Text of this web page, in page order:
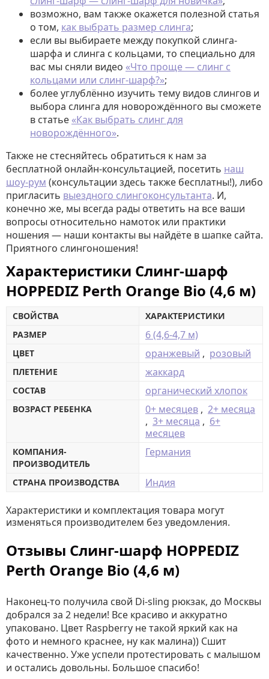
возможно, вам также окажется полезной статья
о том, как выбрать размер слинга;
если вы выбираете между покупкой слинга-
шарфа и слинга с кольцами, то специально для
вас мы сняли видео «Что проще — слинг с
кольцами или слинг-шарф?»;
более углублённо изучить тему видов слингов и
выбора слинга для новорождённого вы сможете
в статье «Как выбрать слинг для
новорождённого».
Также не стесняйтесь обратиться к нам за
бесплатной онлайн-консультацией, посетить наш
шоу-рум (консультации здесь также бесплатны!), либо
пригласить выездного слингоконсультанта. И,
конечно же, мы всегда рады ответить на все ваши
вопросы относительно намоток или практики
ношения — наши контакты вы найдёте в шапке сайта.
Приятного слингоношения!
Характеристики Слинг-шарф
HOPPEDIZ Perth Orange Bio (4,6 м)
СВОЙСТВА
ХАРАКТЕРИСТИКИ
РАЗМЕР
6 (4,6-4,7 м)
ЦВЕТ оранжевый , розовый
ПЛЕТЕНИЕ жаккард
СОСТАВ органический хлопок
ВОЗРАСТ РЕБЕНКА 0+ месяцев , 2+ месяца
, 3+ месяца , 6+
месяцев
КОМПАНИЯ-
ПРОИЗВОДИТЕЛЬ
Германия
СТРАНА ПРОИЗВОДСТВА Индия
Характеристики и комплектация товара могут
изменяться производителем без уведомления.
Отзывы Слинг-шарф HOPPEDIZ
Perth Orange Bio (4,6 м)
Наконец-то получила свой Di-sling рюкзак, до Москвы
добрался за 2 недели! Все красиво и аккуратно
упаковано. Цвет Raspberry не такой яркий как на
фото и немного краснее, ну как малина)) Сшит
качественно. Уже успели протестировать с малышом
и остались довольны. Большое спасибо!